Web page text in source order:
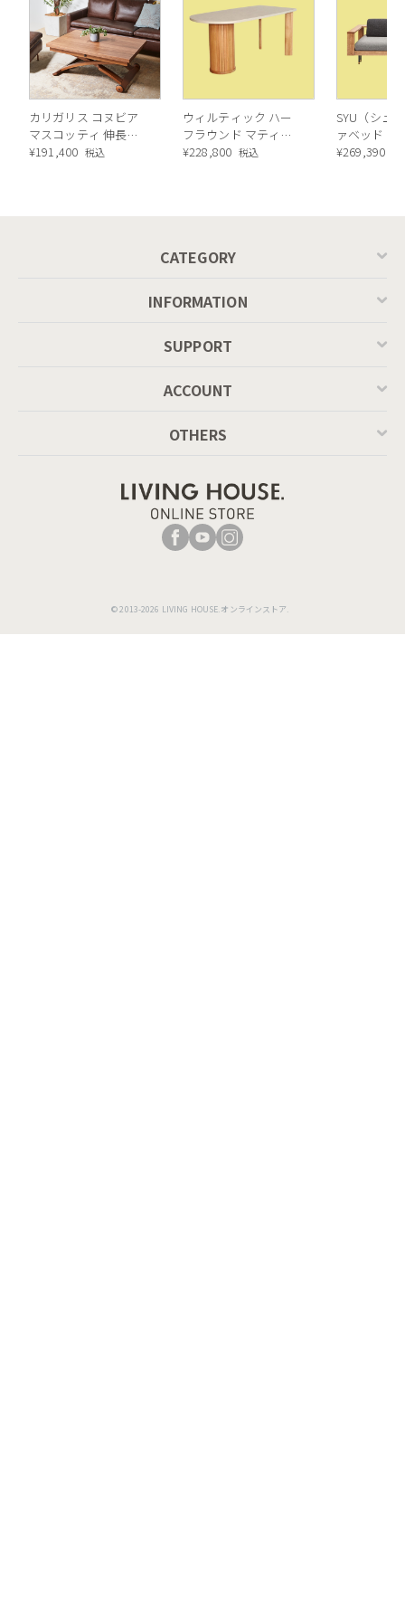
カリガリス コヌビア
マスコッティ 伸長・
昇降式テーブル ／
¥191,400 税込
ウィルティック ハー
フラウンド マティエ
ラ塗装 ダイニングテ
¥228,800 税込
SYU（シュ
ァベッド（
ル）190cm
¥269,390
CATEGORY
INFORMATION
SUPPORT
ACCOUNT
OTHERS
© 2013-2026 LIVING HOUSE.オンラインストア.